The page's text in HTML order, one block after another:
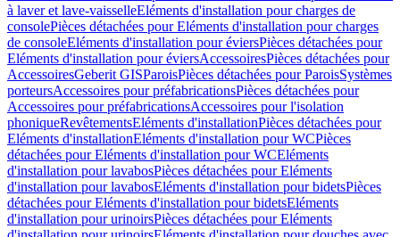
à laver et lave-vaisselleEléments d'installation pour charges de
consolePièces détachées pour Eléments d'installation pour charges
de consoleEléments d'installation pour éviersPièces détachées pour
Eléments d'installation pour éviersAccessoiresPièces détachées pour
AccessoiresGeberit GISParoisPièces détachées pour ParoisSystèmes
porteursAccessoires pour préfabricationsPièces détachées pour
Accessoires pour préfabricationsAccessoires pour l'isolation
phoniqueRevêtementsEléments d'installationPièces détachées pour
Eléments d'installationEléments d'installation pour WCPièces
détachées pour Eléments d'installation pour WCEléments
d'installation pour lavabosPièces détachées pour Eléments
d'installation pour lavabosEléments d'installation pour bidetsPièces
détachées pour Eléments d'installation pour bidetsEléments
d'installation pour urinoirsPièces détachées pour Eléments